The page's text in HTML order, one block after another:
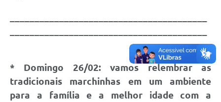
Município
* Domingo 26/02: vamos relembrar as
tradicionais marchinhas em um ambiente
para a família e a melhor idade com a